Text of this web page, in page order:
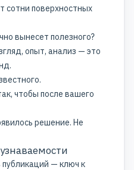
сотни поверхностных
вынесет полезного?
опыт, анализ — это
.
чтобы после вашего
решение. Не
публикаций — ключ к